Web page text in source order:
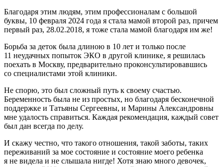
Благодаря этим людям, этим профессионалам с большой
буквы, 10 февраля 2024 года я стала мамой второй раз, причем
первый раз, 28.02.2018, я тоже стала мамой благодаря им же!
Борьба за деток была длиною в 10 лет и только после
11 неудачных попыток ЭКО в другой клинике, я решилась
поехать в Москву, предварительно проконсультировавшись
со специалистами этой клиники.
Не спорю, это был сложный путь к своему счастью.
Беременность была не из простых, но благодаря бесконечной
поддержке и Татьяны Сергеевны, и Марины Александровны
мне удалость справиться. Каждая рекомендация, каждый совет
был дан всегда по делу.
И скажу честно, что такого отношения, такой заботы, таких
переживаний за мое состояние и состояние моего ребенка
я не видела и не слышала нигде! Хотя знаю много девочек,